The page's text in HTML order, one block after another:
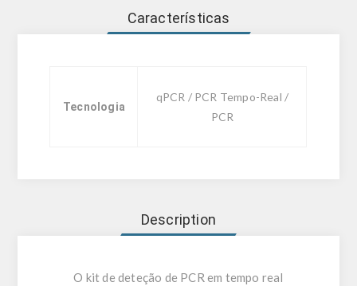
Características
Tecnologia
qPCR / PCR Tempo-Real /
PCR
Description
O kit de deteção de PCR em tempo real